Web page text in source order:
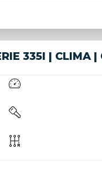
335I | CLIMA |